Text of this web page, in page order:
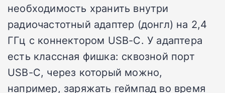
необходимость хранить внутри
радиочастотный адаптер (донгл) на 2,4
ГГц с коннектором USB-C. У адаптера
есть классная фишка: сквозной порт
USB-C, через который можно,
например, заряжать геймпад во время